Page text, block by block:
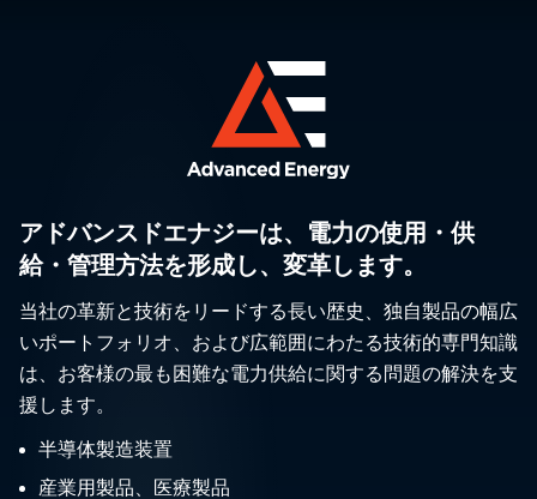
アドバンスドエナジーは、電力の使用・供
給・管理方法を形成し、変革します。
当社の革新と技術をリードする長い歴史、独自製品の幅広
いポートフォリオ、および広範囲にわたる技術的専門知識
は、お客様の最も困難な電力供給に関する問題の解決を支
援します。
半導体製造装置
産業用製品、医療製品